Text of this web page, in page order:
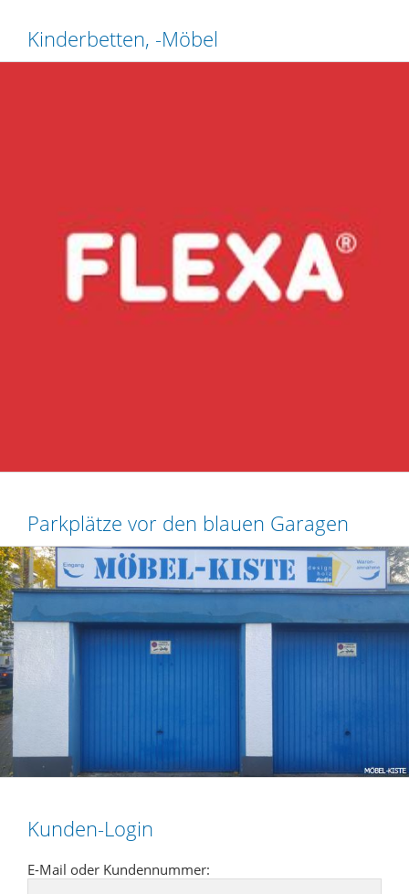
Kinderbetten, -Möbel
Parkplätze vor den blauen Garagen
Kunden-Login
E-Mail oder Kundennummer: